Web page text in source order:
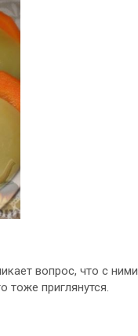
вопрос, что с ними
приглянутся.